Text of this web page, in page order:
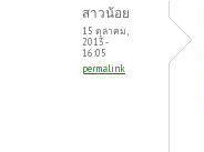
สาวน้อย
15 ตุลาคม,
2013 -
16:05
permalink